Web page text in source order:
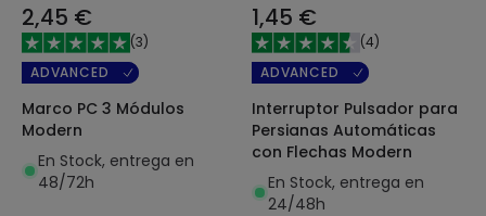
2,45 €
(3)
ADVANCED
Marco PC 3 Módulos
Modern
En Stock, entrega en
48/72h
1,45 €
(4)
ADVANCED
Interruptor Pulsador para
Persianas Automáticas
con Flechas Modern
En Stock, entrega en
24/48h